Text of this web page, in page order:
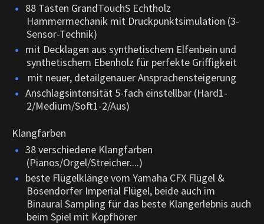
88 Tasten GrandTouchS Echtholz
Hammermechanik mit Druckpunktsimulation (3-
Sensor-Technik)
mit Decklagen aus synthetischem Elfenbein und
synthetischem Ebenholz für perfekte Griffigkeit
mit neuer, detailgenauer Ansprachensteigerung
Anschlagsintensität 5-fach einstellbar (Hard1-
2/Medium/Soft1-2/Aus)
Klangfarben
38 verschiedene Klangfarben
(Pianos/Orgel/Streicher....)
beste Flügelklänge vom Yamaha CFX Flügel &
Bösendorfer Imperial Flügel, beide auch im
Binaural Sampling für das beste Klangerlebnis auch
beim Spiel mit Kopfhörer